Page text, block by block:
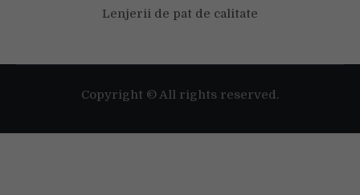
Lenjerii de pat de calitate
Copyright © All rights reserved.